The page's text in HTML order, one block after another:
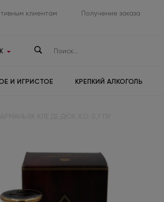
клиентам Получение заказа
И ИГРИСТОЕ КРЕПКИЙ АЛКОГОЛЬ